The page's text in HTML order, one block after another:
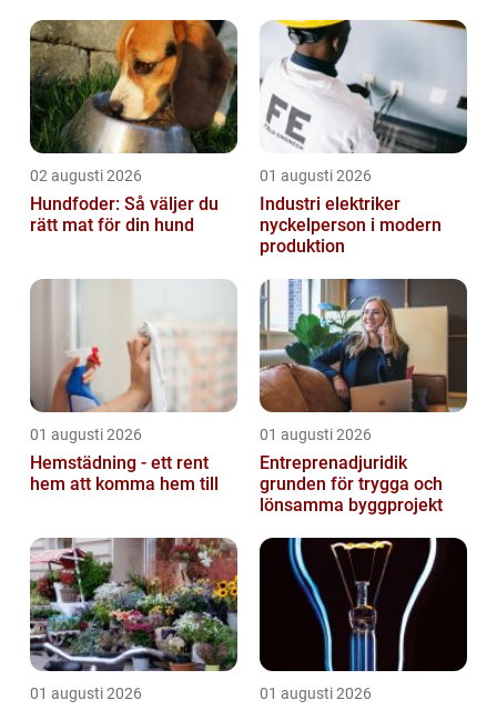
02 augusti 2026
Hundfoder: Så väljer du
rätt mat för din hund
01 augusti 2026
Industri elektriker
nyckelperson i modern
produktion
01 augusti 2026
Hemstädning - ett rent
hem att komma hem till
01 augusti 2026
Entreprenadjuridik
grunden för trygga och
lönsamma byggprojekt
01 augusti 2026 01 augusti 2026